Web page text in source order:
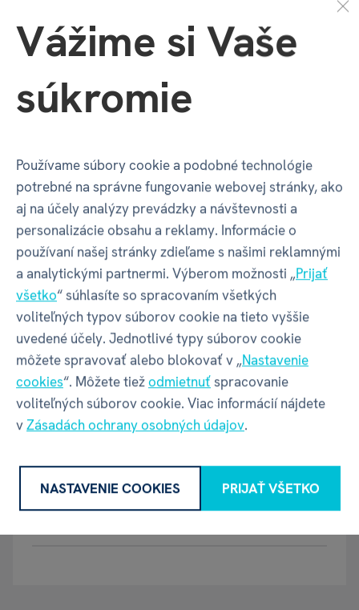
Vlastnosti
EAN 5051276467443
Katalógové číslo
Balenie produktu
Šírka balenia 105 mm
Hĺbka balenia
Výška balenia 205 mm
Vážime si Vaše
súkromie
Používame súbory cookie a podobné technológie
potrebné na správne fungovanie webovej stránky, ako
aj na účely analýzy prevádzky a návštevnosti a
personalizácie obsahu a reklamy. Informácie o
používaní našej stránky zdieľame s našimi reklamnými
a analytickými partnermi. Výberom možnosti „Prijať
všetko“ súhlasíte so spracovaním všetkých
voliteľných typov súborov cookie na tieto vyššie
uvedené účely. Jednotlivé typy súborov cookie
môžete spravovať alebo blokovať v „Nastavenie
cookies“. Môžete tiežodmietnuťspracovanie
voliteľných súborov cookie. Viac informácií nájdete
vZásadách ochrany osobných údajov.
NASTAVENIE COOKIES PRIJAŤ VŠETKO